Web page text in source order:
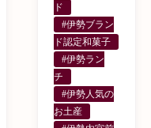
ド
#伊勢ブラン
ド認定和菓子
#伊勢ラン
チ
#伊勢人気の
お土産